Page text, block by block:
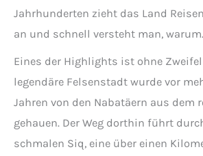
Jahrhunderten zieht das Land
an und schnell versteht man, warum.
Eines der Highlights ist ohne Zweifel
legendäre Felsenstadt wurde vor
Jahren von den Nabatäern aus dem
gehauen. Der Weg dorthin führt
schmalen Siq, eine über einen